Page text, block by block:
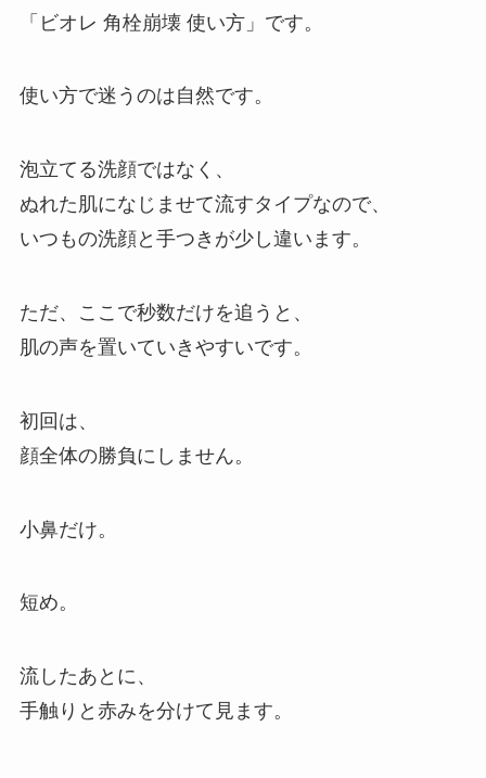
「ビオレ 角栓崩壊 使い方」です。
使い方で迷うのは自然です。
泡立てる洗顔ではなく、
ぬれた肌になじませて流すタイプなので、
いつもの洗顔と手つきが少し違います。
ただ、ここで秒数だけを追うと、
肌の声を置いていきやすいです。
初回は、
顔全体の勝負にしません。
小鼻だけ。
短め。
流したあとに、
手触りと赤みを分けて見ます。